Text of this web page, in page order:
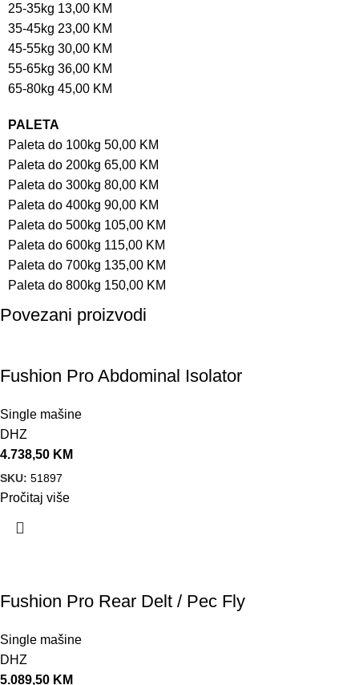
25-35kg 13,00 KM
35-45kg 23,00 KM
45-55kg 30,00 KM
55-65kg 36,00 KM
65-80kg 45,00 KM
PALETA
Paleta do 100kg 50,00 KM
Paleta do 200kg 65,00 KM
Paleta do 300kg 80,00 KM
Paleta do 400kg 90,00 KM
Paleta do 500kg 105,00 KM
Paleta do 600kg 115,00 KM
Paleta do 700kg 135,00 KM
Paleta do 800kg 150,00 KM
Povezani proizvodi
Fushion Pro Abdominal Isolator
Single mašine
DHZ
4.738,50 KM
SKU: 51897
Pročitaj više
Fushion Pro Rear Delt / Pec Fly
Single mašine
DHZ
5.089,50 KM